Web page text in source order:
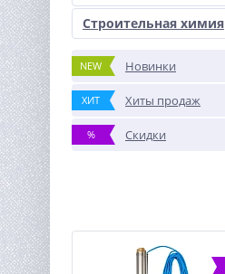
Строительная химия
NEW Новинки
ХИТ Хиты продаж
% Скидки